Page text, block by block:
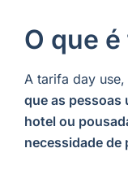
O que
A tarifa day
que as pessoas
hotel ou
necessidade de